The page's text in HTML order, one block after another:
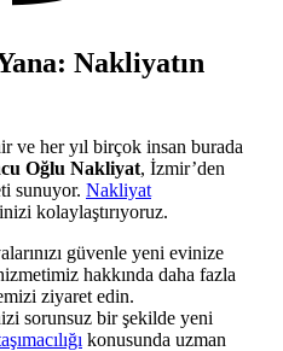
Nakliyatın
ve her yıl birçok insan burada
Oğlu Nakliyat, İzmir’den
sunuyor. Nakliyat
kolaylaştırıyoruz.
güvenle yeni evinize
hakkında daha fazla
ziyaret edin.
sorunsuz bir şekilde yeni
konusunda uzman